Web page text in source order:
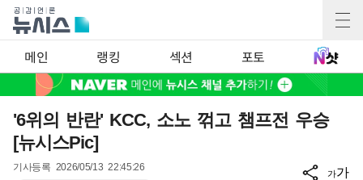
메인 랭킹 섹션 포토
'6위의 반란' KCC, 소노 꺾고 챔프전 우승
[뉴시스Pic]
기사등록 2026/05/13 22:45:26
가가